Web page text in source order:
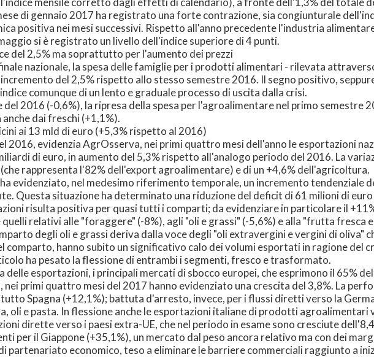
di gennaio 2017 ha registrato una forte contrazione, sia congiunturale
positiva nei mesi successivi. Rispetto all'anno precedente l'industria
si è registrato un livello dell'indice superiore di 4 punti.
del 2,5% ma soprattutto per l'aumento dei prezzi
nazionale, la spesa delle famiglie per i prodotti alimentari - rilevata
del 2,5% rispetto allo stesso semestre 2016. Il segno positivo,
comunque di un lento e graduale processo di uscita dalla crisi.
del 2016 (-0,6%), la ripresa della spesa per l'agroalimentare nel primo semestre
dai freschi (+1,1%).
ai 13 mld di euro (+5,3% rispetto al 2016)
2016, evidenzia AgrOsserva, nei primi quattro mesi dell'anno le esportazioni
di euro, in aumento del 5,3% rispetto all'analogo periodo del 2016. La
rappresenta l'82% dell'export agroalimentare) e di un +4,6% dell'agricoltura.
evidenziato, nel medesimo riferimento temporale, un incremento tendenziale
Questa situazione ha determinato una riduzione del deficit di 61 milioni di
risulta positiva per quasi tutti i comparti; da evidenziare in particolare il
relativi alle "foraggere" (-8%), agli "oli e grassi" (-5,6%) e alla "frutta
degli oli e grassi deriva dalla voce degli "oli extravergini e vergini di oliva"
comparto, hanno subito un significativo calo dei volumi esportati in ragione
ha pesato la flessione di entrambi i segmenti, fresco e trasformato.
delle esportazioni, i principali mercati di sbocco europei, che esprimono il 65%
primi quattro mesi del 2017 hanno evidenziato una crescita del 3,8%. La
Spagna (+12,1%); battuta d'arresto, invece, per i flussi diretti verso la
oli e pasta. In flessione anche le esportazioni italiane di prodotti agroalimentari
dirette verso i paesi extra-UE, che nel periodo in esame sono cresciute
per il Giappone (+35,1%), un mercato dal peso ancora relativo ma con dei
partenariato economico, teso a eliminare le barriere commerciali raggiunto a